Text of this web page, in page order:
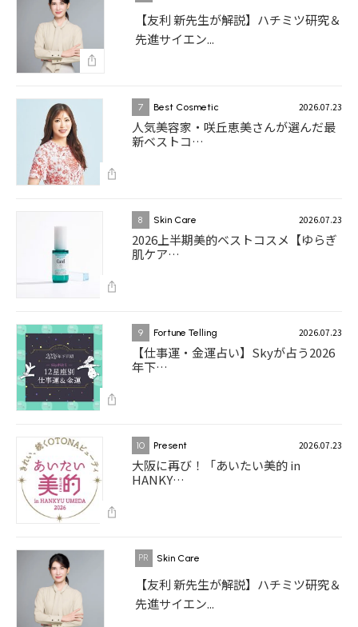
【友利 新先生が解説】ハチミツ研究＆
先進サイエン...
7 Best Cosmetic 2026.07.23
人気美容家・咲丘恵美さんが選んだ最
新ベストコ…
8 Skin Care 2026.07.23
2026上半期美的ベストコスメ【ゆらぎ
肌ケア…
9 Fortune Telling 2026.07.23
【仕事運・金運占い】Skyが占う2026
年下…
10 Present 2026.07.23
大阪に再び！「あいたい美的 in
HANKY…
Skin Care
【友利 新先生が解説】ハチミツ研究＆
先進サイエン...